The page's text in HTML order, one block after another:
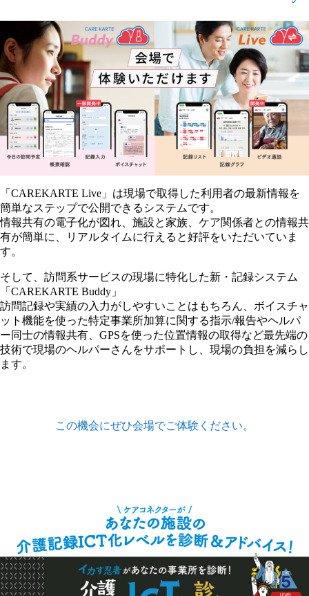
「CAREKARTE Live」は現場で取得した利用者の最新情報を
簡単なステップで公開できるシステムです。
情報共有の電子化が図れ、施設と家族、ケア関係者との情報共
有が簡単に、リアルタイムに行えると好評をいただいていま
す。
そして、訪問系サービスの現場に特化した新・記録システム
「CAREKARTE Buddy」
訪問記録や実績の入力がしやすいことはもちろん、ボイスチャ
ット機能を使った特定事業所加算に関する指示/報告やヘルパ
ー同士の情報共有、GPSを使った位置情報の取得など最先端の
技術で現場のヘルパーさんをサポートし、現場の負担を減らし
ます。
この機会にぜひ会場でご体験ください。